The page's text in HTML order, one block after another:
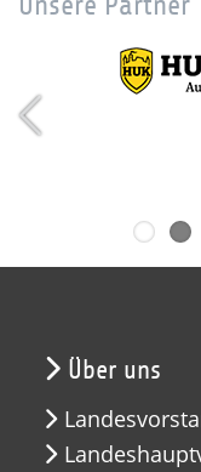
Über uns